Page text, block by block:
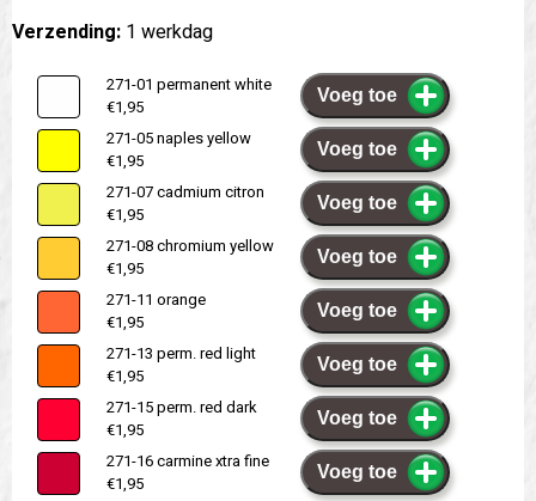
Verzending: 1 werkdag
271-01 permanent white
€1,95
Voeg toe
271-05 naples yellow
€1,95
Voeg toe
271-07 cadmium citron
€1,95
Voeg toe
271-08 chromium yellow
€1,95
Voeg toe
271-11 orange
€1,95
Voeg toe
271-13 perm. red light
€1,95
Voeg toe
271-15 perm. red dark
€1,95
Voeg toe
271-16 carmine xtra fine
€1,95
Voeg toe